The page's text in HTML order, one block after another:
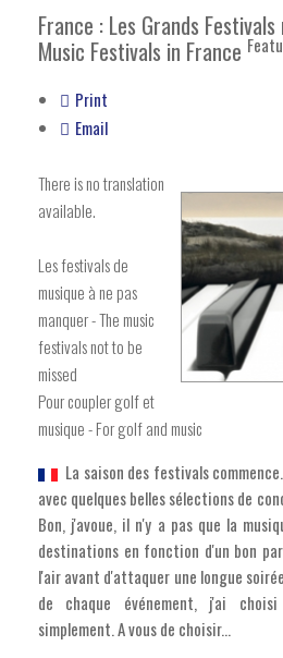
France : Les Grands
Music Festivals in France
Print
Email
There is no translation
available.
Les festivals de
musique à ne pas
manquer - The music
festivals not to be
missed
Pour coupler golf et
musique - For golf and music
La saison des festivals
avec quelques belles sélections de
Bon, j'avoue, il n'y a pas que la
destinations en fonction d'un bon
l'air avant d'attaquer une longue
de chaque événement, j'ai
simplement. A vous de choisir...